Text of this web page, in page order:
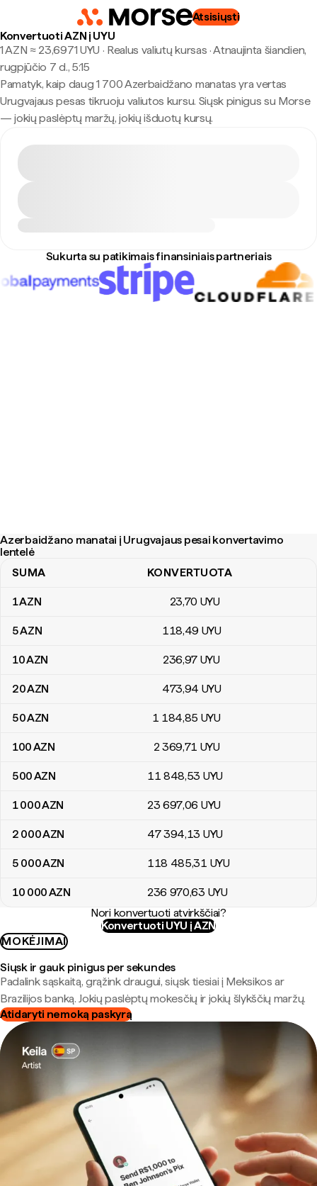
Atsisiųsti
Konvertuoti AZN į UYU
1 AZN ≈ 23,6971 UYU · Realus valiutų kursas ·Atnaujinta šiandien,
rugpjūčio 7 d., 5:15
Pamatyk, kaip daug 1 700 Azerbaidžano manatas yra vertas
Urugvajaus pesas tikruoju valiutos kursu. Siųsk pinigus su Morse
— jokių paslėptų maržų, jokių išduotų kursų.
Sukurta su patikimais finansiniais partneriais
Azerbaidžano manatai į Urugvajaus pesai konvertavimo
lentelė
Azerbaidžano manatai į Urugvajaus pesai konvertavimo lentelė
SUMA KONVERTUOTA
1AZN 23,70 UYU
5AZN 118,49 UYU
10AZN 236,97 UYU
20AZN 473,94 UYU
50AZN 1 184,85 UYU
100AZN 2 369,71 UYU
500AZN 11 848,53 UYU
1 000AZN 23 697,06 UYU
2 000AZN 47 394,13 UYU
5 000AZN 118 485,31 UYU
10 000AZN 236 970,63 UYU
Nori konvertuoti atvirkščiai?
Konvertuoti UYU į AZN
MOKĖJIMAI
Siųsk ir gauk pinigus per sekundes
Padalink sąskaitą, grąžink draugui, siųsk tiesiai į Meksikos ar
Brazilijos banką. Jokių paslėptų mokesčių ir jokių šlykščių maržų.
Atidaryti nemoką paskyrą